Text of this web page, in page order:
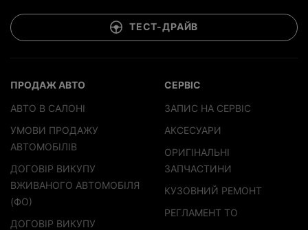
ТЕСТ-ДРАЙВ
ПРОДАЖ АВТО
АВТО В САЛОНІ
УМОВИ ПРОДАЖУ
АВТОМОБІЛІВ
ДОГОВІР ВИКУПУ
ВЖИВАНОГО АВТОМОБІЛЯ
(ФО)
ДОГОВІР ВИКУПУ
СЕРВІС
ЗАПИС НА СЕРВІС
АКСЕСУАРИ
ОРИГІНАЛЬНІ
ЗАПЧАСТИНИ
КУЗОВНИЙ РЕМОНТ
РЕГЛАМЕНТ ТО